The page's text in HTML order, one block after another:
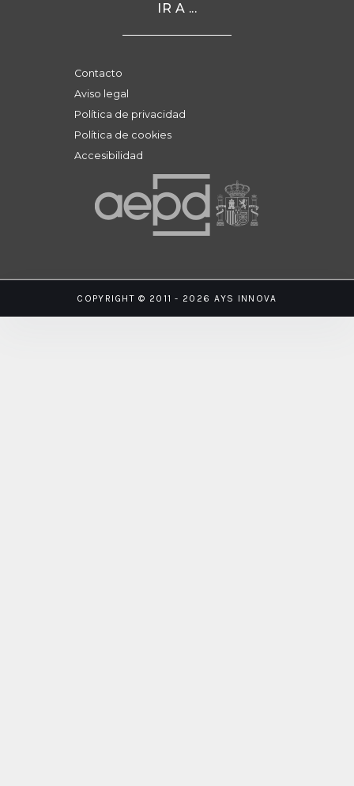
IR A ...
Contacto
Aviso legal
Política de privacidad
Política de cookies
Accesibilidad
COPYRIGHT © 2011 - 2026 AYS INNOVA